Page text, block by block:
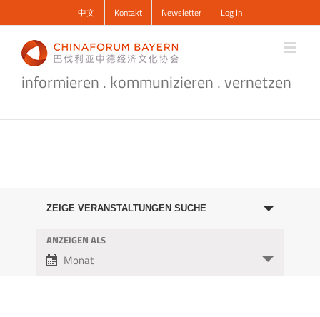
Inhalt
springen
中文 Kontakt Newsletter Log In
informieren . kommunizieren . vernetzen
Suche
und
Ansichten,
Navigation
ZEIGE VERANSTALTUNGEN SUCHE
Veranstaltung
Ansichten-
ANZEIGEN ALS
Monat